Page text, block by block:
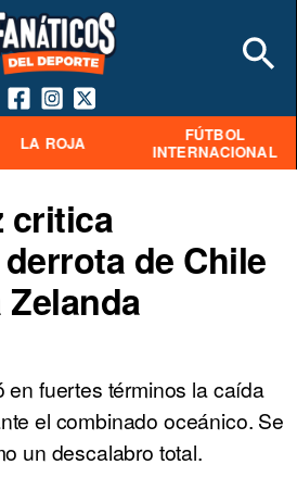
LA ROJA
FÚTBOL
INTERNACIONAL
critica
de Chile
Zelanda
en fuertes términos la caída
el combinado oceánico. Se
un descalabro total.